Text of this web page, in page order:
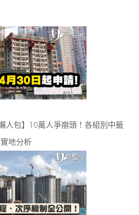
人包】10萬人爭崩頭！各組別中籤
地分析